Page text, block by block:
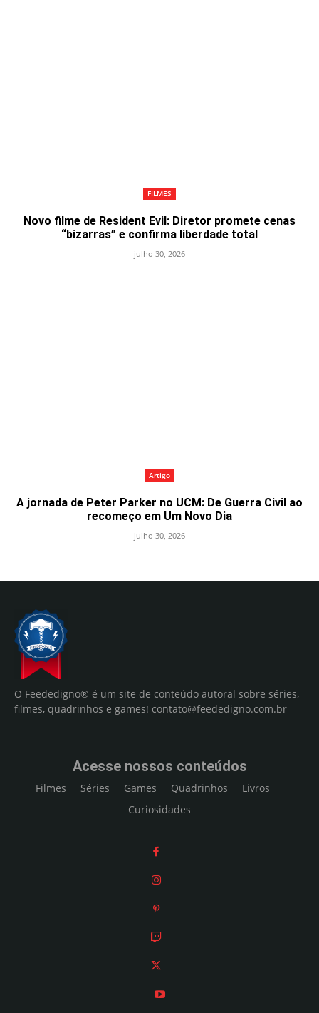
FILMES
Novo filme de Resident Evil: Diretor promete cenas
“bizarras” e confirma liberdade total
julho 30, 2026
Artigo
A jornada de Peter Parker no UCM: De Guerra Civil ao
recomeço em Um Novo Dia
julho 30, 2026
O Feededigno® é um site de conteúdo autoral sobre séries,
filmes, quadrinhos e games! contato@feededigno.com.br
Acesse nossos conteúdos
Filmes Séries Games Quadrinhos
Livros
Curiosidades